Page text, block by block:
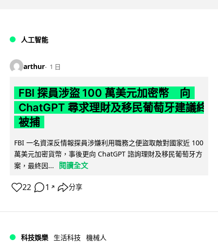
人工智能
arthur 1 日
FBI 探員涉盜 100 萬美元加密幣 向
ChatGPT 尋求理財及移民葡萄牙建議終
被捕
FBI 一名資深反情報探員涉嫌利用職務之便盜取敵對國家近 100
萬美元加密貨幣，事後更向 ChatGPT 諮詢理財及移民葡萄牙方
案，最終因...
閱讀全文
22 1 ↗ 分享
科技娛樂 生活科技 機械人